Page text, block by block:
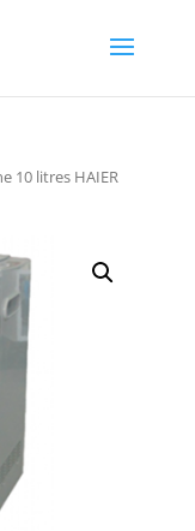
10 litres HAIER